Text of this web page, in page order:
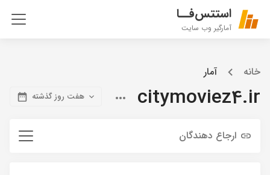
استتس‌فــا
آمارگیر وب سایت
خانه آمار
citymoviez4.ir هفت روز گذشته
ارجاع دهندگان